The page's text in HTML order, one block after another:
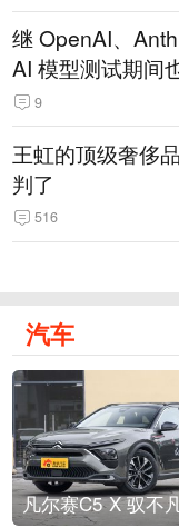
继 OpenAI、
AI 模型测试期间
9
王虹的顶级奢侈
判了
516
汽车
凡尔赛C5 X 驭不